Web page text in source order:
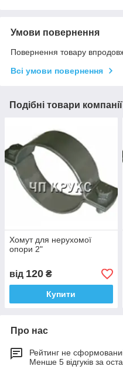
Умови повернення
Повернення товару
Всі умови повернення
Подібні товари компанії
Хомут для нерухомої
опори 2"
від 120 ₴
Купити
Про нас
Рейтинг не
Менше 5 відгуків за